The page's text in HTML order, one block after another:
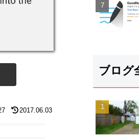
2017.06.03
ブログ